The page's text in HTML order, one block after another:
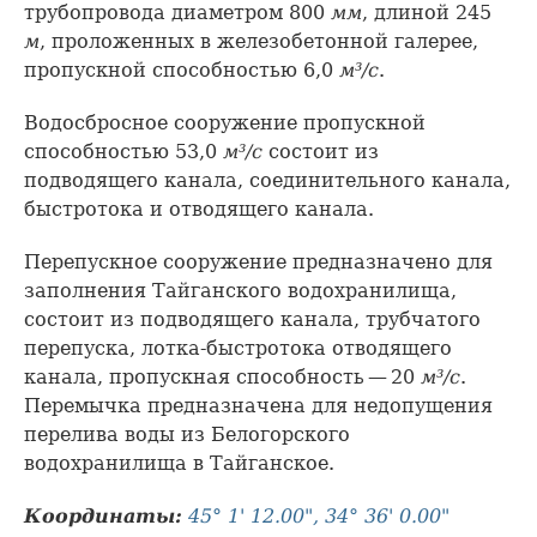
трубопровода диаметром 800 мм, длиной 245
м, проложенных в железобетонной галерее,
пропускной способностью 6,0 м³/с.
Водосбросное сооружение пропускной
способностью 53,0 м³/с состоит из
подводящего канала, соединительного канала,
быстротока и отводящего канала.
Перепускное сооружение предназначено для
заполнения Тайганского водохранилища,
состоит из подводящего канала, трубчатого
перепуска, лотка-быстротока отводящего
канала, пропускная способность — 20 м³/с.
Перемычка предназначена для недопущения
перелива воды из Белогорского
водохранилища в Тайганское.
Координаты: 45° 1' 12.00", 34° 36' 0.00"